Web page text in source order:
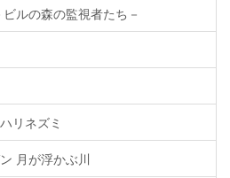
ルの森の監視者たち－
リネズミ
月が浮かぶ川